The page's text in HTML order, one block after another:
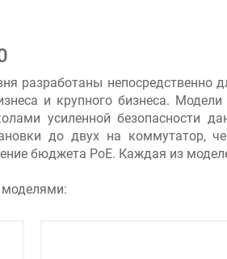
разработаны непосредственно
и крупного бизнеса.
усиленной безопасности
до двух на коммутатор,
бюджета РоЕ. Каждая из